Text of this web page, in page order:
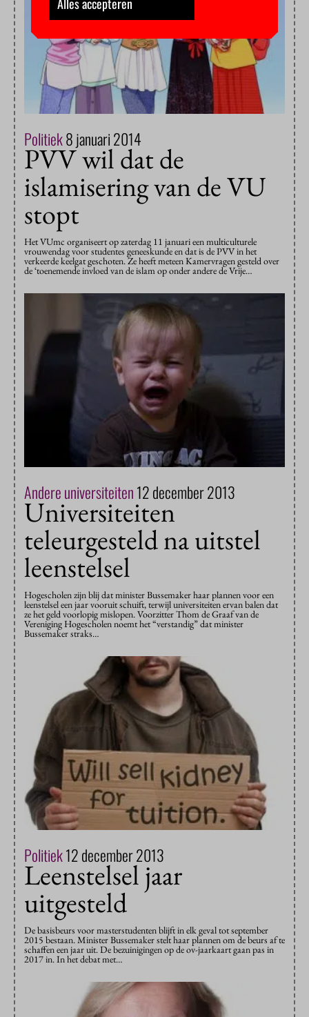
Politiek8 januari 2014
PVV wil dat de
islamisering van de VU
stopt
Het VUmc organiseert op zaterdag 11 januari een multiculturele
vrouwendag voor studentes geneeskunde en dat is de PVV in het
verkeerde keelgat geschoten. Ze heeft meteen Kamervragen gesteld over
de ‘toenemende invloed van de islam op onder andere de Vrije…
Andere universiteiten12 december 2013
Universiteiten
teleurgesteld na uitstel
leenstelsel
Hogescholen zijn blij dat minister Bussemaker haar plannen voor een
leenstelsel een jaar vooruit schuift, terwijl universiteiten ervan balen dat
ze het geld voorlopig mislopen. Voorzitter Thom de Graaf van de
Vereniging Hogescholen noemt het “verstandig” dat minister
Bussemaker straks…
Politiek12 december 2013
Leenstelsel jaar
uitgesteld
De basisbeurs voor masterstudenten blijft in elk geval tot september
2015 bestaan. Minister Bussemaker stelt haar plannen om de beurs af te
schaffen een jaar uit. De bezuinigingen op de ov-jaarkaart gaan pas in
2017 in. In het debat met…